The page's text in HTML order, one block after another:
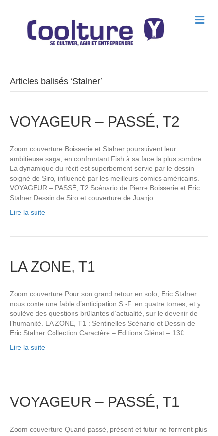
M
e
Articles balisés ‘Stalner’
VOYAGEUR – PASSÉ, T2
Zoom couverture Boisserie et Stalner poursuivent leur
ambitieuse saga, en confrontant Fish à sa face la plus sombre.
La dynamique du récit est superbement servie par le dessin
soigné de Siro, influencé par les meilleurs comics américains.
VOYAGEUR – PASSÉ, T2 Scénario de Pierre Boisserie et Eric
Stalner Dessin de Siro et couverture de Juanjo…
Lire la suite
LA ZONE, T1
Zoom couverture Pour son grand retour en solo, Eric Stalner
nous conte une fable d’anticipation S.-F. en quatre tomes, et y
soulève des questions brûlantes d’actualité, sur le devenir de
l’humanité. LA ZONE, T1 : Sentinelles Scénario et Dessin de
Eric Stalner Collection Caractère – Editions Glénat – 13€
Lire la suite
VOYAGEUR – PASSÉ, T1
Zoom couverture Quand passé, présent et futur ne forment plus